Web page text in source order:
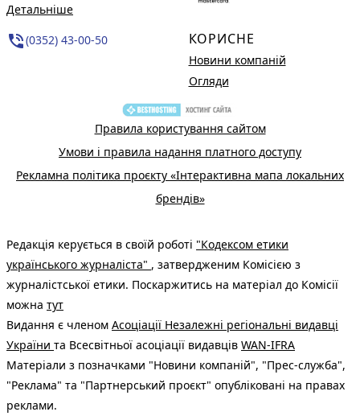
Детальніше
phone_in_talk(0352) 43-00-50 КОРИСНЕ
Новини компаній
Огляди
Правила користування сайтом
Умови і правила надання платного доступу
Рекламна політика проєкту «Інтерактивна мапа локальних
брендів»
Редакція керується в своїй роботі "Кодексом етики
українського журналіста" , затвердженим Комісією з
журналістської етики. Поскаржитись на матеріал до Комісії
можна тут
Видання є членом Асоціації Незалежні регіональні видавці
України та Всесвітньої асоціації видавців WAN-IFRA
Матеріали з позначками "Новини компаній", "Прес-служба",
"Реклама" та "Партнерський проєкт" опубліковані на правах
реклами.